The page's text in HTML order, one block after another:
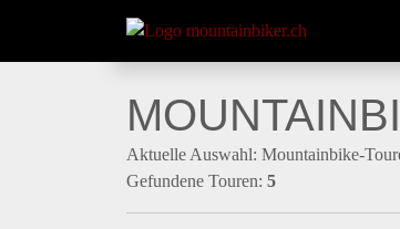
Aktuelle Auswahl: Mountainbike-
Gefundene Touren: 5